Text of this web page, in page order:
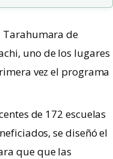
Tarahumara de
uno de los lugares
vez el programa
de 172 escuelas
se diseñó el
que que las